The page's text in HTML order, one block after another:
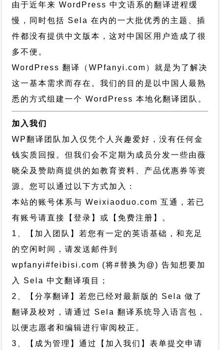
由于近年来 WordPress 中文语系的翻译进程缓
慢，同时包括 Sela 在内的一大批优秀的主题、插
件都没有提供中文版本，这对中国区用户造成了很
多不便。
WordPress 翻译（WPfanyi.com） 就是为了解决
这一基本需求而存在。我们的目的是以中国人最熟
悉的方式组建一个 WordPress 本地化翻译团队。
加入我们
WP翻译团队加入仅凭个人兴趣爱好，没有任何金
钱实质回报。但我们会不定期为成员分发一些由薇
晓朵及赞助商提供的如教育资料、产品优惠券等资
源。您可以通过以下方式加入：
本站的账号体系与Weixiaoduo.com 互通，若已
有账号请直接【登录】或【免费注册】。
1、【加入团队】若您有一定的英语基础，和充足
的空闲时间，请发送邮件到
wpfanyi#feibisi.com (将#替换为@) 告知想要加
入 Sela 中文翻译项目；
2、【分享翻译】若您已经对最新版的 Sela 做了
翻译及校对，请通过 Sela 翻译系统导入语言包，
以便志愿者和编辑进行审阅校正。
3、【成为管理】通过【加入我们】表单提交申请